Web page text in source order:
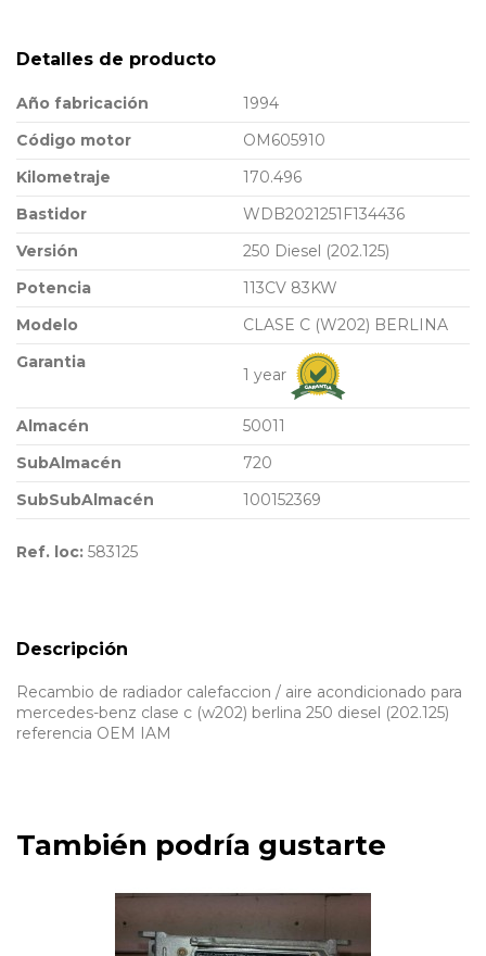
Detalles de producto
Año fabricación
1994
Código motor
OM605910
Kilometraje
170.496
Bastidor
WDB2021251F134436
Versión
250 Diesel (202.125)
Potencia
113CV 83KW
Modelo
CLASE C (W202) BERLINA
Garantia
1 year
Almacén
50011
SubAlmacén
720
SubSubAlmacén
100152369
Ref. loc: 583125
Descripción
Recambio de radiador calefaccion / aire acondicionado para
mercedes-benz clase c (w202) berlina 250 diesel (202.125)
referencia OEM IAM
También podría gustarte